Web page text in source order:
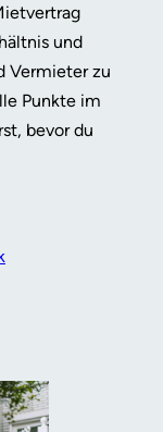
und
Vermieter zu
Punkte im
bevor du